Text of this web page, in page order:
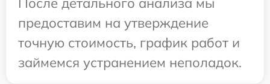
предоставим на утверждение
точную стоимость, график работ и
займемся устранением неполадок.